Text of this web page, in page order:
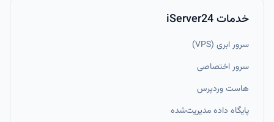
خدمات iServer24
سرور ابری (VPS)
سرور اختصاصی
هاست وردپرس
پایگاه داده مدیریت‌شده